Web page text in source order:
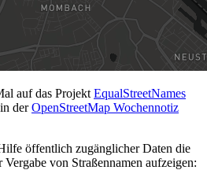
auf das Projekt EqualStreetNames
derOpenStreetMap Wochennotiz
öffentlich zugänglicher Daten die
von Straßennamen aufzeigen: